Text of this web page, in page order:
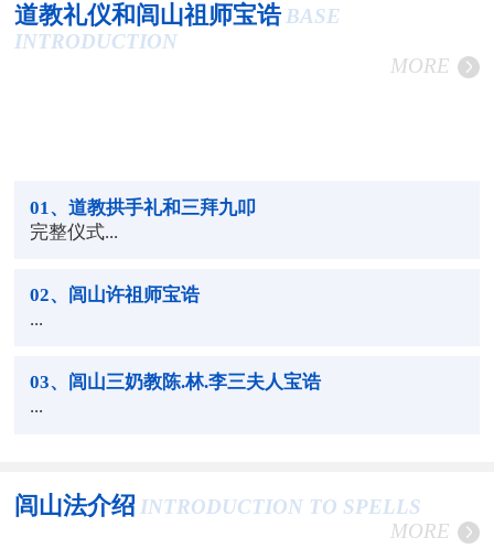
道教礼仪和闾山祖师宝诰 BASE
INTRODUCTION
MORE
01 、道教拱手礼和三拜九叩
完整仪式...
02、闾山许祖师宝诰
...
03、闾山三奶教陈.林.李三夫人宝诰
...
闾山法介绍 INTRODUCTION TO SPELLS
MORE